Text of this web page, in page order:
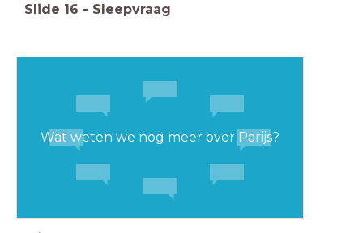
Slide 16 - Sleepvraag
Wat weten we nog meer over Parijs?